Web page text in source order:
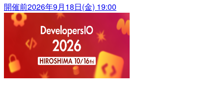
開催前2026年9月18日(金) 19:00